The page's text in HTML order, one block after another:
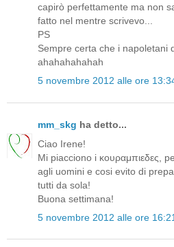
capirò perfettamente ma non
fatto nel mentre scrivevo...
PS
Sempre certa che i napoletani
ahahahahahah
5 novembre 2012 alle ore
mm_skg ha detto...
Ciao Irene!
Mi piacciono i κουραμπιεδες,
agli uomini e cosi evito di
tutti da sola!
Buona settimana!
5 novembre 2012 alle ore 16:21